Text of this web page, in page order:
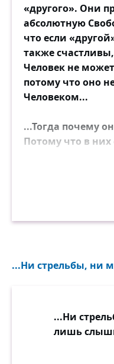
«другого». Они
абсолютную
что если
также
Человек не
потому что оно
Человеком...
...Тогда почему
Потому что в них
они хотят
...Ни стрельбы, ни
...Ни
лишь